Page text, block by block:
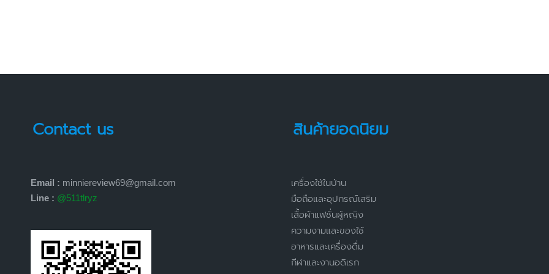
Contact us
Email : minniereview69@gmail.com
Line : @511tlryz
สินค้ายอดนิยม
เครื่องใช้ในบ้าน
มือถือและอุปกรณ์เสริม
เสื้อผ้าแฟชั่นผู้หญิง
ความงามและของใช้
อาหารและเครื่องดื่ม
กีฬาและงานอดิเรก